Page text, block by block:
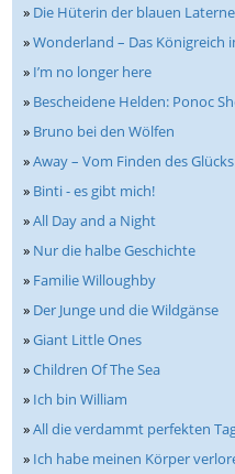
» Die Hüterin der blauen Laterne
»Wonderland – Das Königreich
» I’m no longer here
» Bescheidene Helden: Ponoc
» Bruno bei den Wölfen
»Away – Vom Finden des Glücks
» Binti - es gibt mich!
»All Day and a Night
» Nur die halbe Geschichte
» Familie Willoughby
» Der Junge und die Wildgänse
»Giant Little Ones
»Children Of The Sea
» Ich bin William
»All die verdammt perfekten
» Ich habe meinen Körper